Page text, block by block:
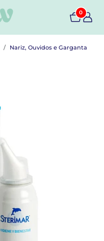
0
Nariz, Ouvidos e Garganta